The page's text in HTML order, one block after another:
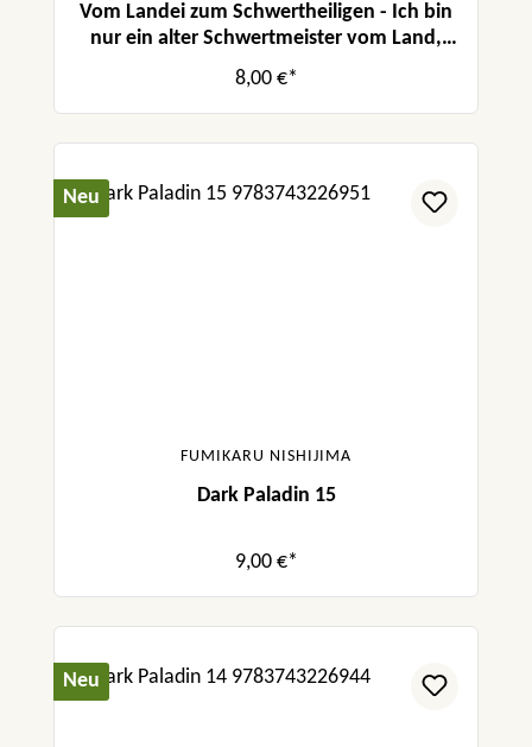
Vom Landei zum Schwertheiligen - Ich bin
nur ein alter Schwertmeister vom Land,
aber meine Schülerinnen lassen mich nicht
in Frieden! 01
8,00 €*
Neu
FUMIKARU NISHIJIMA
Dark Paladin 15
9,00 €*
Neu